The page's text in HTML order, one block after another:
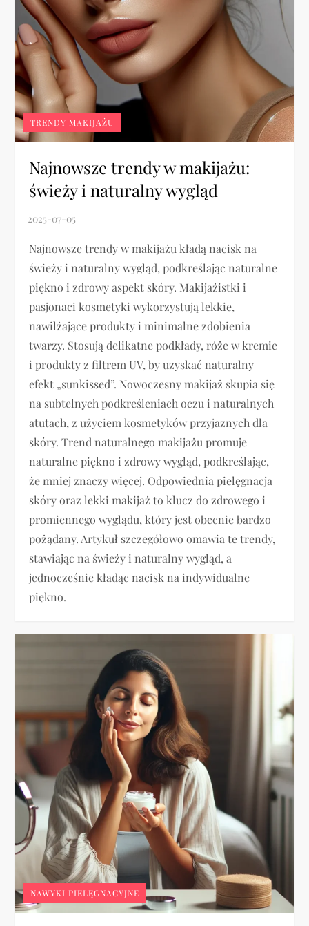
TRENDY MAKIJAŻU
Najnowsze trendy w makijażu:
świeży i naturalny wygląd
Najnowsze trendy w makijażu kładą nacisk na
świeży i naturalny wygląd, podkreślając naturalne
piękno i zdrowy aspekt skóry. Makijażistki i
pasjonaci kosmetyki wykorzystują lekkie,
nawilżające produkty i minimalne zdobienia
twarzy. Stosują delikatne podkłady, róże w kremie
i produkty z filtrem UV, by uzyskać naturalny
efekt „sunkissed”. Nowoczesny makijaż skupia się
na subtelnych podkreśleniach oczu i naturalnych
atutach, z użyciem kosmetyków przyjaznych dla
skóry. Trend naturalnego makijażu promuje
naturalne piękno i zdrowy wygląd, podkreślając,
że mniej znaczy więcej. Odpowiednia pielęgnacja
skóry oraz lekki makijaż to klucz do zdrowego i
promiennego wyglądu, który jest obecnie bardzo
pożądany. Artykuł szczegółowo omawia te trendy,
stawiając na świeży i naturalny wygląd, a
jednocześnie kładąc nacisk na indywidualne
piękno.
NAWYKI PIELĘGNACYJNE